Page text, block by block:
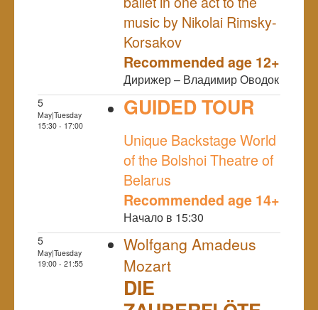
music by Nikolai Rimsky-
Korsakov
Recommended age 12+
Дирижер – Владимир Оводок
5
May|Tuesday
15:30 - 17:00
GUIDED TOUR
Unique Backstage World
of the Bolshoi Theatre of
Belarus
Recommended age 14+
Начало в 15:30
5
May|Tuesday
19:00 - 21:55
Wolfgang Amadeus
Mozart
DIE